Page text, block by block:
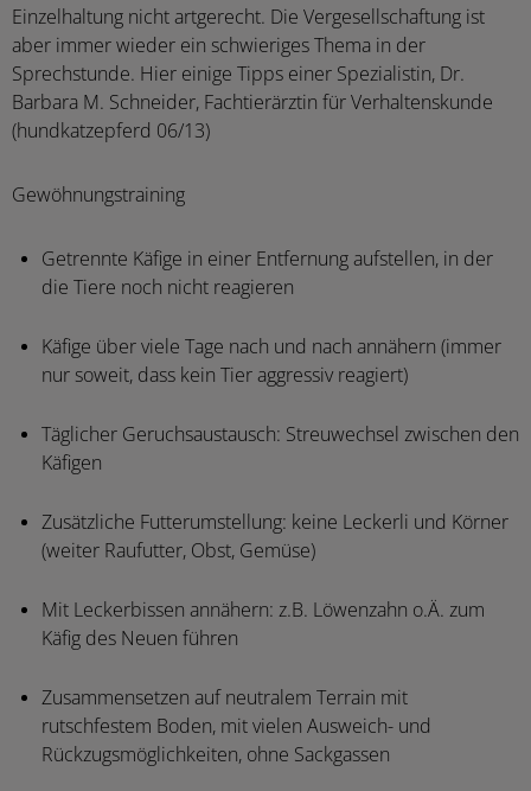
Einzelhaltung nicht artgerecht. Die Vergesellschaftung ist
aber immer wieder ein schwieriges Thema in der
Sprechstunde. Hier einige Tipps einer Spezialistin, Dr.
Barbara M. Schneider, Fachtierärztin für Verhaltenskunde
(hundkatzepferd 06/13)
Gewöhnungstraining
Getrennte Käfige in einer Entfernung aufstellen, in der
die Tiere noch nicht reagieren
Käfige über viele Tage nach und nach annähern (immer
nur soweit, dass kein Tier aggressiv reagiert)
Täglicher Geruchsaustausch: Streuwechsel zwischen den
Käfigen
Zusätzliche Futterumstellung: keine Leckerli und Körner
(weiter Raufutter, Obst, Gemüse)
Mit Leckerbissen annähern: z.B. Löwenzahn o.Ä. zum
Käfig des Neuen führen
Zusammensetzen auf neutralem Terrain mit
rutschfestem Boden, mit vielen Ausweich- und
Rückzugsmöglichkeiten, ohne Sackgassen